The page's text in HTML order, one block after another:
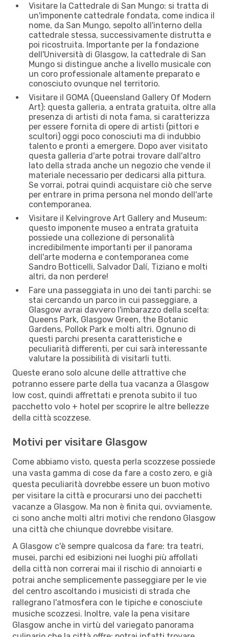
Visitare la Cattedrale di San Mungo: si tratta di
un'imponente cattedrale fondata, come indica il
nome, da San Mungo, sepolto all'interno della
cattedrale stessa, successivamente distrutta e
poi ricostruita. Importante per la fondazione
dell'Università di Glasgow, la cattedrale di San
Mungo si distingue anche a livello musicale con
un coro professionale altamente preparato e
conosciuto ovunque nel territorio.
Visitare il GOMA (Queensland Gallery Of Modern
Art): questa galleria, a entrata gratuita, oltre alla
presenza di artisti di nota fama, si caratterizza
per essere fornita di opere di artisti (pittori e
scultori) oggi poco conosciuti ma di indubbio
talento e pronti a emergere. Dopo aver visitato
questa galleria d'arte potrai trovare dall'altro
lato della strada anche un negozio che vende il
materiale necessario per dedicarsi alla pittura.
Se vorrai, potrai quindi acquistare ciò che serve
per entrare in prima persona nel mondo dell'arte
contemporanea.
Visitare il Kelvingrove Art Gallery and Museum:
questo imponente museo a entrata gratuita
possiede una collezione di personalità
incredibilmente importanti per il panorama
dell'arte moderna e contemporanea come
Sandro Botticelli, Salvador Dalí, Tiziano e molti
altri, da non perdere!
Fare una passeggiata in uno dei tanti parchi: se
stai cercando un parco in cui passeggiare, a
Glasgow avrai davvero l'imbarazzo della scelta:
Queens Park, Glasgow Green, the Botanic
Gardens, Pollok Park e molti altri. Ognuno di
questi parchi presenta caratteristiche e
peculiarità differenti, per cui sarà interessante
valutare la possibilità di visitarli tutti.
Queste erano solo alcune delle attrattive che
potranno essere parte della tua vacanza a Glasgow
low cost, quindi affrettati e prenota subito il tuo
pacchetto volo + hotel per scoprire le altre bellezze
della città scozzese.
Motivi per visitare Glasgow
Come abbiamo visto, questa perla scozzese possiede
una vasta gamma di cose da fare a costo zero, e già
questa peculiarità dovrebbe essere un buon motivo
per visitare la città e procurarsi uno dei pacchetti
vacanze a Glasgow. Ma non è finita qui, ovviamente,
ci sono anche molti altri motivi che rendono Glasgow
una città che chiunque dovrebbe visitare.
A Glasgow c'è sempre qualcosa da fare: tra teatri,
musei, parchi ed esibizioni nei luoghi più affollati
della città non correrai mai il rischio di annoiarti e
potrai anche semplicemente passeggiare per le vie
del centro ascoltando i musicisti di strada che
rallegrano l'atmosfera con le tipiche e conosciute
musiche scozzesi. Inoltre, vale la pena visitare
Glasgow anche in virtù del variegato panorama